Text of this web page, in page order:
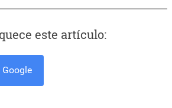
este artículo:
Google